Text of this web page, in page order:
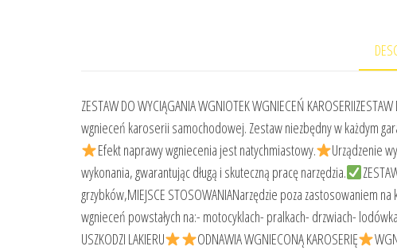
ZESTAW DO WYCIĄGANIA WGNIOTEK WGNIECEŃ
wgnieceń karoserii samochodowej. Zestaw niezbędny w każdym
Efekt naprawy wgniecenia jest natychmiastowy.
Urządzenie
wykonania, gwarantując długą i skuteczną pracę narzędzia.
grzybków,MIEJSCE STOSOWANIANarzędzie poza zastosowaniem
wgnieceń powstałych na:- motocyklach- pralkach- drzwiach-
USZKODZI LAKIERU
ODNAWIA WGNIECONĄ KAROSERIĘ